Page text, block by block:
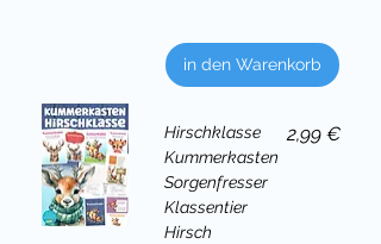
in den Warenkorb
Hirschklasse
Kummerkasten
Sorgenfresser
Klassentier
Hirsch
Preis
2,99 €